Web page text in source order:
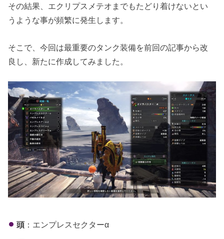
その結果、エクリプスメテオまでもたどり着けないとい
うような事が頻繁に発生します。
そこで、今回は最重要のタンク装備を前回の記事から改
良し、新たに作成してみました。
頭：エンプレスセクターα